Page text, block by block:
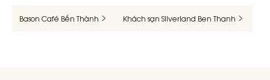
Bason Café Bến Thành Khách sạn Silverland Ben Thanh